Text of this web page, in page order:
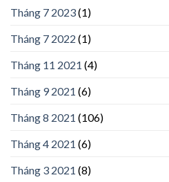
Tháng 7 2023(1)
Tháng 7 2022 (1)
Tháng 11 2021 (4)
Tháng 9 2021 (6)
Tháng 8 2021 (106)
Tháng 4 2021 (6)
Tháng 3 2021 (8)